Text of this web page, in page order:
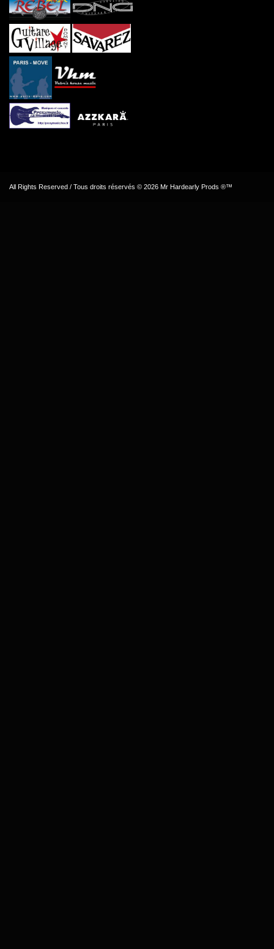
All Rights Reserved / Tous droits réservés © 2026 Mr Hardearly Prods ®™